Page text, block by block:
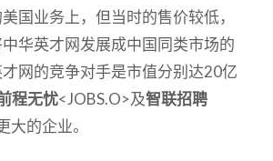
国业务上，但当时的售价较低，
华英才网发展成中国同类市场的
网的竞争对手是市值分别达20亿
程无忧<JOBS.O>及智联招聘
大的企业。